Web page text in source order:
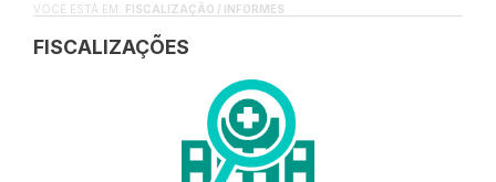
VOCÊ ESTÁ EM: FISCALIZAÇÃO / INFORMES
FISCALIZAÇÕES